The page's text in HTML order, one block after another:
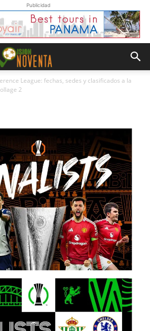
Publicidad
League: fechas, sedes y clasificados a la
2